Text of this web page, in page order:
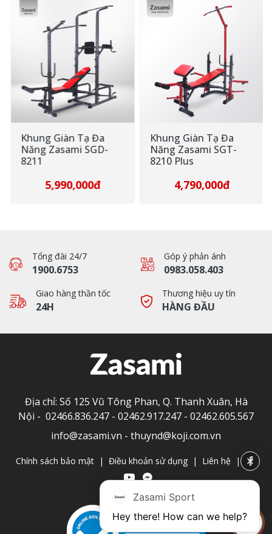
Khung Giàn Tạ Đa
Năng Zasami SGD-
8211
5,990,000đ
Khung Giàn Tạ Đa
Năng Zasami SGT-
8210 Plus
4,790,000đ
Tổng đài 24/7
1900.6753
Góp ý phản ánh
0983.058.403
Giao hàng thần tốc
24H
Thương hiệu uy tín
HÀNG ĐẦU
Địa chỉ: Số 125 Vũ Tông Phan, Q. Thanh Xuân, Hà
Nội - 02466.836.247 - 02462.917.247 - 02462.605.567
info@zasami.vn - thuynd@koji.com.vn
Chính sách bảo mật | Điều khoản sử dụng | Liên hệ |
Zasami Sport
Hey there! How can we help?